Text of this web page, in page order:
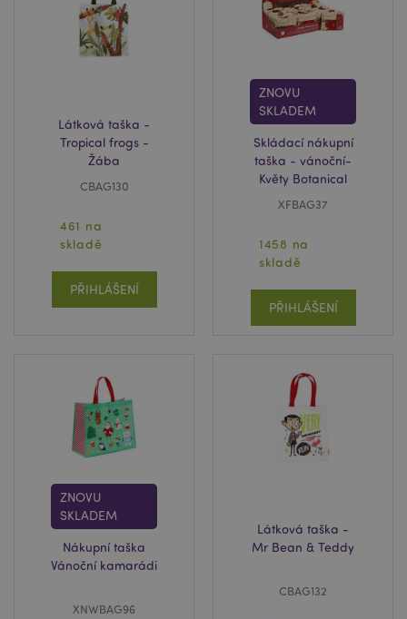
Látková taška -
Tropical frogs -
Žába
CBAG130
461 na
skladě
PŘIHLÁŠENÍ
ZNOVU
SKLADEM
Skládací nákupní
taška - vánoční-
Květy Botanical
XFBAG37
1458 na
skladě
PŘIHLÁŠENÍ
ZNOVU
SKLADEM
Nákupní taška
Vánoční kamarádi
XNWBAG96
Látková taška -
Mr Bean & Teddy
CBAG132